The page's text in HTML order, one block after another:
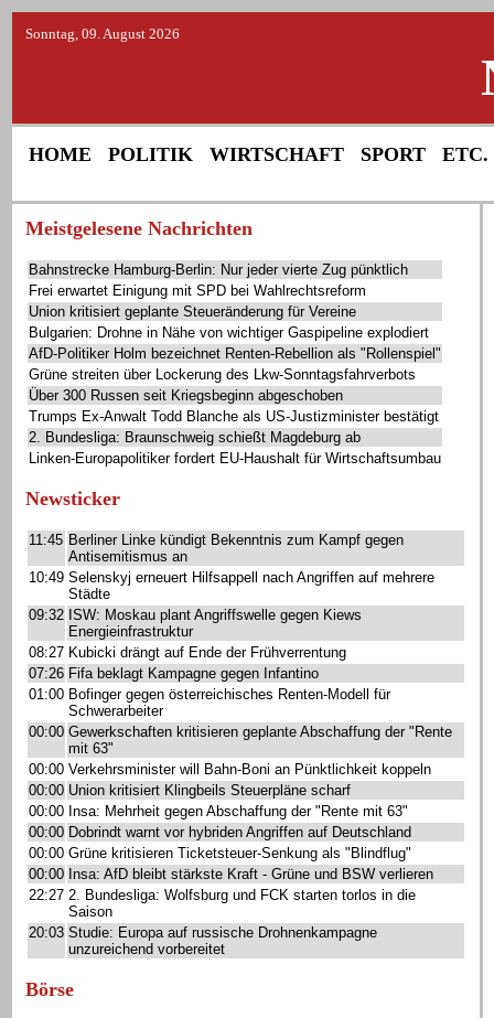
Sonntag, 09. August 2026
HOME POLITIK WIRTSCHAFT SPORT ETC.
Meistgelesene Nachrichten
Bahnstrecke Hamburg-Berlin: Nur jeder vierte Zug pünktlich
Frei erwartet Einigung mit SPD bei Wahlrechtsreform
Union kritisiert geplante Steueränderung für Vereine
Bulgarien: Drohne in Nähe von wichtiger Gaspipeline explodiert
AfD-Politiker Holm bezeichnet Renten-Rebellion als "Rollenspiel"
Grüne streiten über Lockerung des Lkw-Sonntagsfahrverbots
Über 300 Russen seit Kriegsbeginn abgeschoben
Trumps Ex-Anwalt Todd Blanche als US-Justizminister bestätigt
2. Bundesliga: Braunschweig schießt Magdeburg ab
Linken-Europapolitiker fordert EU-Haushalt für Wirtschaftsumbau
Newsticker
11:45 Berliner Linke kündigt Bekenntnis zum Kampf gegen
Antisemitismus an
10:49 Selenskyj erneuert Hilfsappell nach Angriffen auf mehrere
Städte
09:32 ISW: Moskau plant Angriffswelle gegen Kiews
Energieinfrastruktur
08:27 Kubicki drängt auf Ende der Frühverrentung
07:26 Fifa beklagt Kampagne gegen Infantino
01:00 Bofinger gegen österreichisches Renten-Modell für
Schwerarbeiter
00:00 Gewerkschaften kritisieren geplante Abschaffung der "Rente
mit 63"
00:00 Verkehrsminister will Bahn-Boni an Pünktlichkeit koppeln
00:00 Union kritisiert Klingbeils Steuerpläne scharf
00:00 Insa: Mehrheit gegen Abschaffung der "Rente mit 63"
00:00 Dobrindt warnt vor hybriden Angriffen auf Deutschland
00:00 Grüne kritisieren Ticketsteuer-Senkung als "Blindflug"
00:00 Insa: AfD bleibt stärkste Kraft - Grüne und BSW verlieren
22:27 2. Bundesliga: Wolfsburg und FCK starten torlos in die
Saison
20:03 Studie: Europa auf russische Drohnenkampagne
unzureichend vorbereitet
Börse